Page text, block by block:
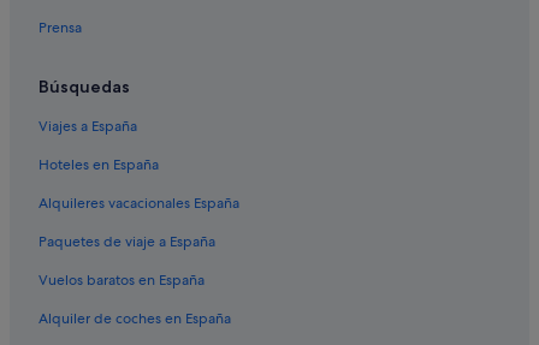
Almonte hoteles
Kanata hoteles
North Gower hoteles
Prescott hoteles
Ottawa hoteles
Orleans hoteles
Mcdonald's Corners hoteles
Oxford Mills hoteles
Prensa
Búsquedas
Viajes a España
Hoteles en España
Alquileres vacacionales España
Paquetes de viaje a España
Vuelos baratos en España
Alquiler de coches en España